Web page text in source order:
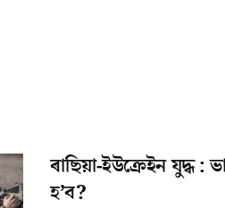
ৰাছিয়া-ইউক্ৰেইন যুদ্ধ :
হ’ব?